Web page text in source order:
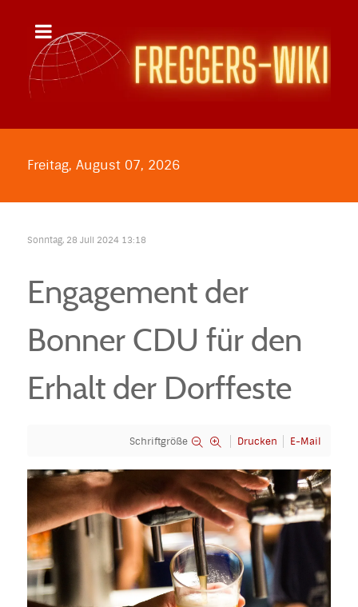
Freitag, August 07, 2026
Sonntag, 28 Juli 2024 13:18
Engagement der
Bonner CDU für den
Erhalt der Dorffeste
Schriftgröße Drucken E-Mail